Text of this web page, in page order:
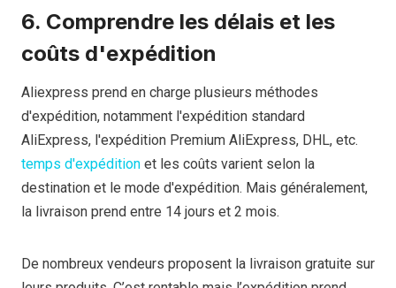
6. Comprendre les délais et les
coûts d'expédition
Aliexpress prend en charge plusieurs méthodes
d'expédition, notamment l'expédition standard
AliExpress, l'expédition Premium AliExpress, DHL, etc.
temps d'expédition et les coûts varient selon la
destination et le mode d'expédition. Mais généralement,
la livraison prend entre 14 jours et 2 mois.
De nombreux vendeurs proposent la livraison gratuite sur